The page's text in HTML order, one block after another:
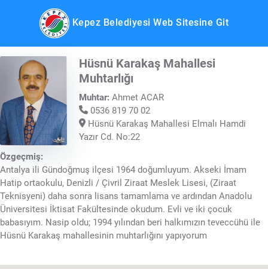
Kepez Belediyesi Web Sitesine Git
Hüsnü Karakaş Mahallesi
Muhtarlığı
Muhtar: Ahmet ACAR
0536 819 70 02
Hüsnü Karakaş Mahallesi Elmalı Hamdi
Yazır Cd. No:22
Özgeçmiş:
Antalya ili Gündoğmuş ilçesi 1964 doğumluyum. Akseki İmam
Hatip ortaokulu, Denizli / Çivril Ziraat Meslek Lisesi, (Ziraat
Teknisyeni) daha sonra lisans tamamlama ve ardından Anadolu
Üniversitesi İktisat Fakültesinde okudum. Evli ve iki çocuk
babasıyım. Nasip oldu; 1994 yılından beri halkımızın teveccühü ile
Hüsnü Karakaş mahallesinin muhtarlığını yapıyorum